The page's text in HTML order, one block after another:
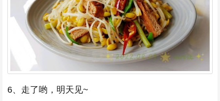
6、走了哟，明天见~